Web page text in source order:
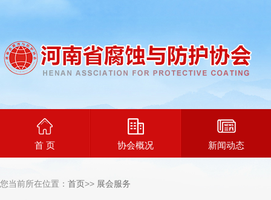
首 页 协会概况 新闻动态
您当前所在位置： 首页>> 展会服务